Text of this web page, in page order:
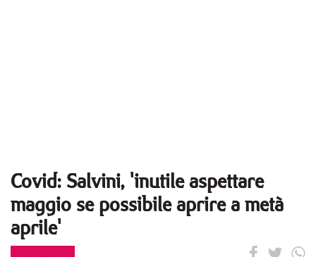
Covid: Salvini, 'inutile aspettare
maggio se possibile aprire a metà
aprile'